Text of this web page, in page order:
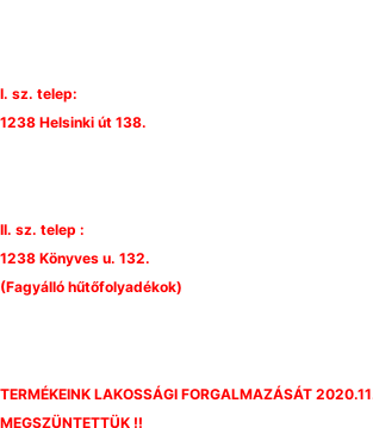
:I. sz. telep:
1238 Helsinki út 138.
II. sz. telep :
1238 Könyves u. 132.
(Fagyálló hűtőfolyadékok)
TERMÉKEINK LAKOSSÁGI FORGALMAZÁSÁT
MEGSZÜNTETTÜK !!